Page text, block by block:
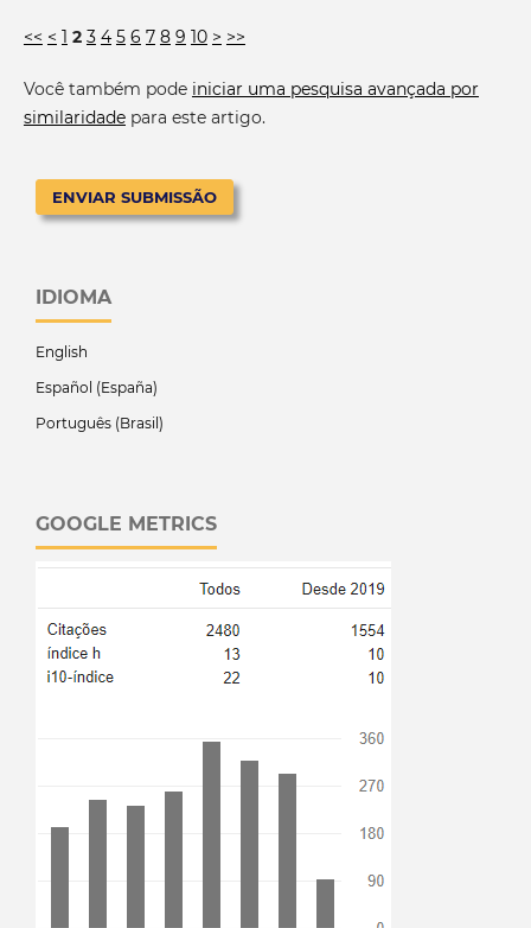
<< < 1 2 3 4 5 6 7 8 9 10 > >>
Você também pode iniciar uma pesquisa avançada por
similaridadepara este artigo.
ENVIAR SUBMISSÃO
IDIOMA
English
Español (España)
Português (Brasil)
GOOGLE METRICS